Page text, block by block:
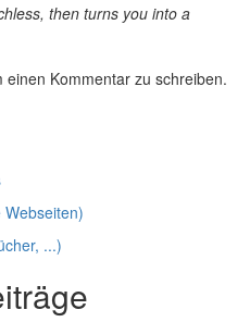
then turns you into a
einen Kommentar zu schreiben.
...)